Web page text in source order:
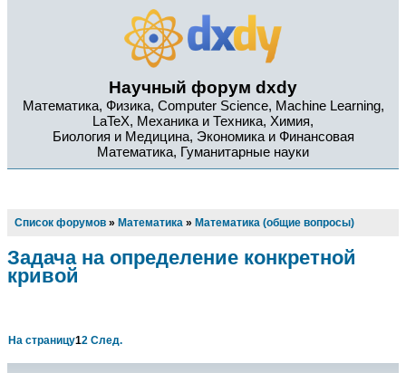
Научный форум dxdy
Математика, Физика, Computer Science, Machine Learning,
LaTeX, Механика и Техника, Химия,
Биология и Медицина, Экономика и Финансовая
Математика, Гуманитарные науки
Список форумов » Математика » Математика (общие вопросы)
Задача на определение конкретной
кривой
На страницу12 След.